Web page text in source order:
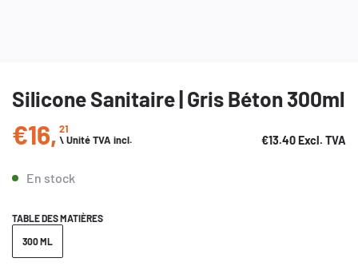
Silicone Sanitaire | Gris Béton 300ml
Prix régulier
€16, 21
\ Unité TVA incl.
€13.40Excl. TVA
En stock
TABLE DES MATIÈRES
300 ML